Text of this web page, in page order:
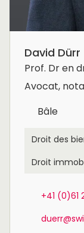
David Dürr
Prof. Dr en
Avocat,
Bâle
Droit des
Droit
+41 (0)61